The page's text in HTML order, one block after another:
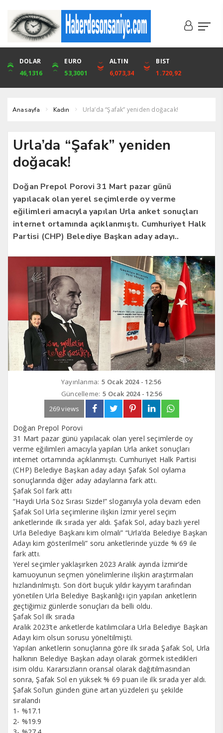
DOLAR
46,1316
EURO
53,3001
ALTIN
6,073,34
BIST
1.720,92
ONS
4,094,16
ALTIN
6,073,34
ÇEYREK
9,929,91
CUMHURİYET
42,104,00
Anasayfa Kadın Urla’da “Şafak” yeniden doğacak!
Urla’da “Şafak” yeniden
doğacak!
Doğan Prepol Porovi 31 Mart pazar günü
yapılacak olan yerel seçimlerde oy verme
eğilimleri amacıyla yapılan Urla anket sonuçları
internet ortamında açıklanmıştı. Cumhuriyet Halk
Partisi (CHP) Belediye Başkan aday adayı..
Yayınlanma: 5 Ocak 2024 - 12:56
Güncelleme: 5 Ocak 2024 - 12:56
269 views
Doğan Prepol Porovi
31 Mart pazar günü yapılacak olan yerel seçimlerde oy
verme eğilimleri amacıyla yapılan Urla anket sonuçları
internet ortamında açıklanmıştı. Cumhuriyet Halk Partisi
(CHP) Belediye Başkan aday adayı Şafak Sol oylama
sonuçlarında diğer aday adaylarına fark attı.
Şafak Sol fark attı
“Haydi Urla Söz Sırası Sizde!” sloganıyla yola devam eden
Şafak Sol Urla seçimlerine ilişkin İzmir yerel seçim
anketlerinde ilk sırada yer aldı. Şafak Sol, aday bazlı yerel
Urla Belediye Başkanı kim olmalı” “Urla’da Belediye Başkan
Adayı kim gösterilmeli” soru anketlerinde yüzde % 69 ile
fark attı.
Yerel seçimler yaklaşırken 2023 Aralık ayında İzmir’de
kamuoyunun seçmen yönelimlerine ilişkin araştırmaları
hızlandırılmıştı. Son dört buçuk yıldır kayyım tarafından
yönetilen Urla Belediye Başkanlığı için yapılan anketlerin
geçtiğimiz günlerde sonuçları da belli oldu.
Şafak Sol ilk sırada
Aralık 2023’te anketlerde katılımcılara Urla Belediye Başkan
Adayı kim olsun sorusu yöneltilmişti.
Yapılan anketlerin sonuçlarına göre ilk sırada Şafak Sol, Urla
halkının Belediye Başkan adayı olarak görmek istedikleri
isim oldu. Kararsızların oransal olarak dağıtılmasından
sonra, Şafak Sol en yüksek % 69 puan ile ilk sırada yer aldı.
Şafak Sol’un günden güne artan yüzdeleri şu şekilde
sıralandı
1- %17.1
2- %19.9